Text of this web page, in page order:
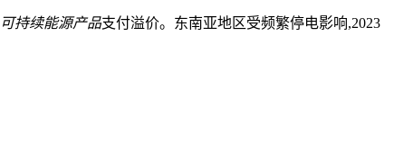
可持续能源产品支付溢价。东南亚地区受频繁停电影响,2023